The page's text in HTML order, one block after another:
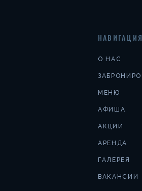
НАВИГАЦИЯ
О НАС
МЕНЮ
АФИША
АКЦИИ
АРЕНДА
ГАЛЕРЕЯ
ВАКАНСИИ